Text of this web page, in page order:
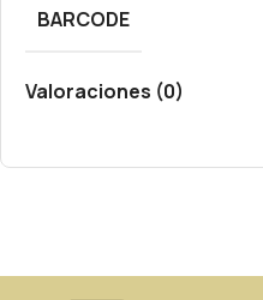
BARCODE
Valoraciones (0)